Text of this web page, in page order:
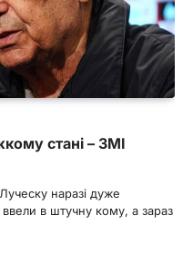
стані – ЗМІ
наразі дуже
в штучну кому, а зараз